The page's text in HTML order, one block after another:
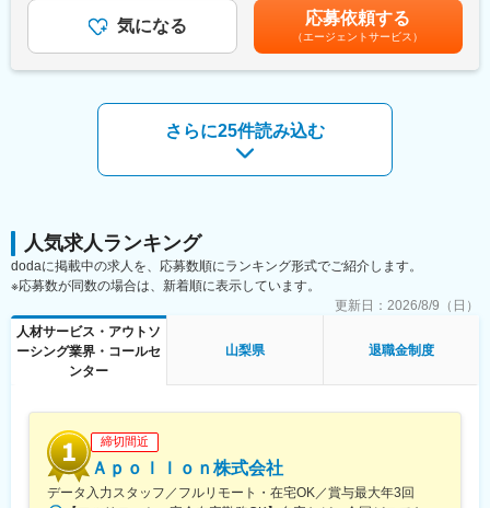
・アパレル店舗運営からエンジニアに：
半導体製造装置の立ち上げプロジェクト配属、現在はフィールド
エンジニアとして活躍中。
残業については配属先によって多少前後しますが全社月平均残業
20時間程度になります。年休120日以上を確保しており、プライ
ベートもしっかりと確保できる環境の準備があります。
各プロジェクトには担当の営業が着任しており、定期的な面談な
変更の範囲：会社の定める業務
■キャリアプラン：
（1）初期研修：導入研修
（2）配属先での就業スタート
（3）入社3年目～キャリアUP支援制度
※面談を行い、ご本人の強みを更に強化し弱みを補うための技術研
修を受講。ベテラン技術者の指導やe-learningも充実しています。
■会社、仕事の魅力：
・「FOR Alliance System」という、担当営業、クライアントリー
ダー、シニアエキスパートの3者によるサポート体制があります。
・ワールドインテックのワークスタイルは、あなたのキャリア形
成をともに考え、自分にあった分野・勤務地で働けるというワー
クスタイルです。
・実務に必要なスキルを身に付けることができる教育研修制度が
あり、様々な技術を身につけることができます。
方、エンジニアから管理職を目指す方、様々な方が活躍できるフ
ィールドを用意しています。
■当社について：
円・昇給：年1回（2月）・賞与：年2回（7月・12月）※2024年度
実績3.00ヶ月分賃金はあくまでも目安の金額であり、選考を通じ
て上下する可能性があります。月給(月額)は固定手当を含めた表記
です。
気になる 応募依頼する
（エージェントサービス）
さらに25件読み込む
人気求人ランキング
dodaに掲載中の求人を、応募数順にランキング形式でご紹介します。
※応募数が同数の場合は、新着順に表示しています。
更新日： 2026/8/9（日）
人材サービス・アウトソ
ーシング業界・コールセ
ンター
山梨県 退職金制度
締切間近
Ａｐｏｌｌｏｎ株式会社
データ入力スタッフ／フルリモート・在宅OK／賞与最大年3回